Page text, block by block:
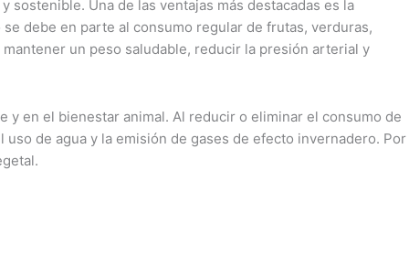
Una de las ventajas más destacadas es la
se debe en parte al consumo regular de frutas, verduras,
mantener un peso saludable, reducir la presión arterial y
y en el bienestar animal. Al reducir o eliminar el consumo de
de agua y la emisión de gases de efecto invernadero. Por